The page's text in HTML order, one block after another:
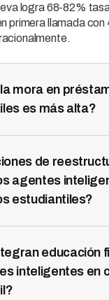
logra 68-82%
primera llamada
mora en
es más alta?
de lo esperado, 38%
más gastos
de voluntad sino
Kleva reduce
de
agentes
estudiantiles?
extensión de plazo
(3-6 meses
75-88%
vs 58-68%
educación
inteligentes en